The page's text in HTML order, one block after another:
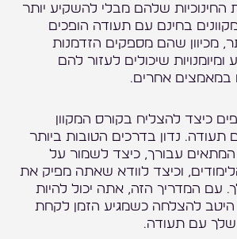
שלהם מבלי להשקיע יותר
בחינם עם תעודה הופכים
מכיוון שהם מספקים הזדמנות
שיכולים לעזור להם
במאמצים אחרים.
כיצד להצליח בקורס המקוון
נדון בדרכים הטובות ביותר
עבורך, כיצד לשמור על
וכיצד לוודא שאתה מפיק את
עם המדריך הזה, אתה יכול להיות
היטב להצלחה כשמגיע הזמן לקחת
שלך עם תעודה.